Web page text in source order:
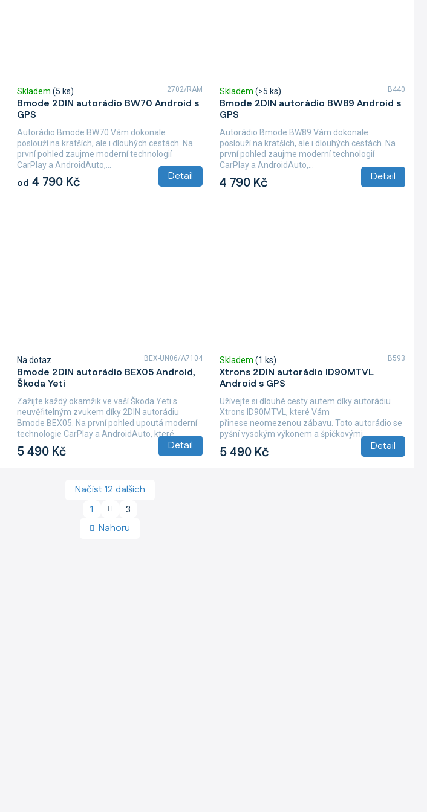
Bmode 2DIN autorádio BW70 Android s
GPS
Skladem (5 ks)
od 4 790 Kč Detail
Autorádio Bmode BW70 Vám dokonale
poslouží na kratších, ale i dlouhých cestách. Na
první pohled zaujme moderní technologií
CarPlay a AndroidAuto,...
2702/RAM
Bmode 2DIN autorádio BW89 Android s
GPS
Skladem (>5 ks)
4 790 Kč Detail
Autorádio Bmode BW89 Vám dokonale
poslouží na kratších, ale i dlouhých cestách. Na
první pohled zaujme moderní technologií
CarPlay a AndroidAuto,...
B440
Bmode 2DIN autorádio BEX05 Android,
Škoda Yeti
Na dotaz
5 490 Kč Detail
Zažijte každý okamžik ve vaší Škoda Yeti s
neuvěřitelným zvukem díky 2DIN autorádiu
Bmode BEX05. Na první pohled upoutá moderní
technologie CarPlay a AndroidAuto, které...
BEX-UN06/A7104
Xtrons 2DIN autorádio ID90MTVL
Android s GPS
Skladem (1 ks)
5 490 Kč Detail
Užívejte si dlouhé cesty autem díky autorádiu
Xtrons ID90MTVL, které Vám
přinese neomezenou zábavu. Toto autorádio se
pyšní vysokým výkonem a špičkovými
B593
O
v
l
Načíst 12 dalších
S
t
r
á
1 3
Nahoru